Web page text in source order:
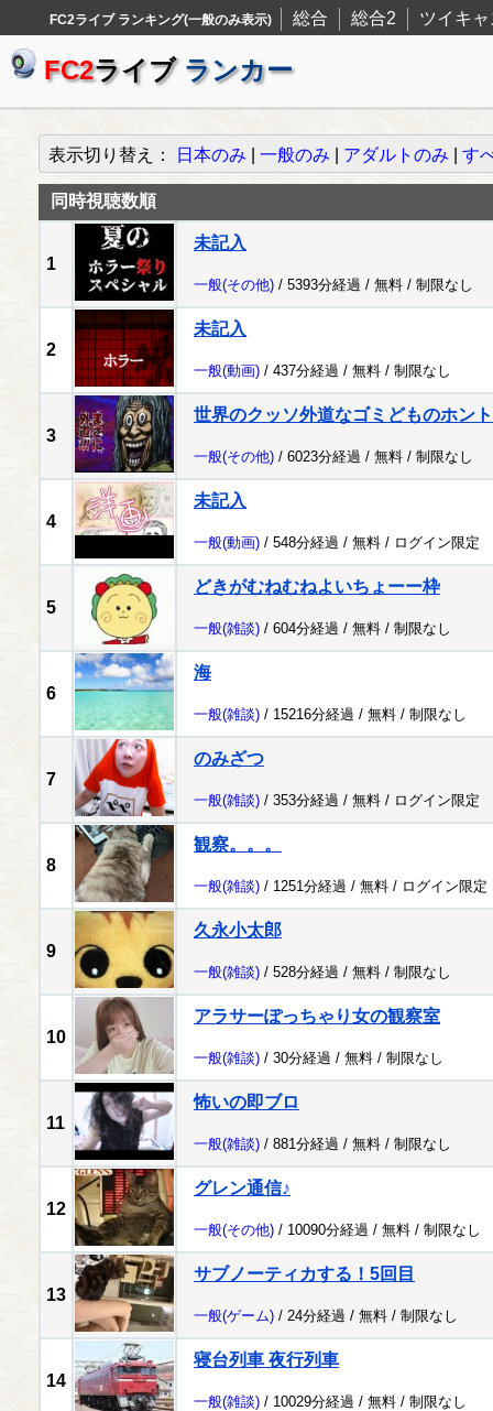
FC2ライブ ランキング(一般のみ表示) 総合 総合2 ツイキャ
FC2ライブ ランカー
表示切り替え： 日本のみ 一般のみ アダルトのみ す
同時視聴数順
1
未記入
一般(その他) / 5393分経過 / 無料 / 制限なし
2
未記入
一般(動画) / 437分経過 / 無料 / 制限なし
3
世界のクッソ外道なゴミどものホン
一般(その他) / 6023分経過 / 無料 / 制限なし
4
未記入
一般(動画) / 548分経過 / 無料 / ログイン限定
5
どきがむねむねよいちょーー枠
一般(雑談) / 604分経過 / 無料 / 制限なし
6
海
一般(雑談) / 15216分経過 / 無料 / 制限なし
7
のみざつ
一般(雑談) / 353分経過 / 無料 / ログイン限定
8
観察。。。
一般(雑談) / 1251分経過 / 無料 / ログイン限定
9
久永小太郎
一般(雑談) / 528分経過 / 無料 / 制限なし
10
アラサーぽっちゃり女の観察室
一般(雑談) / 30分経過 / 無料 / 制限なし
11
怖いの即ブロ
一般(雑談) / 881分経過 / 無料 / 制限なし
12
グレン通信♪
一般(その他) / 10090分経過 / 無料 / 制限なし
13
サブノーティカする！5回目
一般(ゲーム) / 24分経過 / 無料 / 制限なし
14
寝台列車 夜行列車
一般(雑談) / 10029分経過 / 無料 / 制限なし